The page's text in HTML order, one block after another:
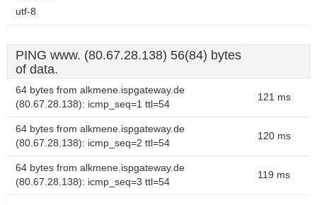
utf-8
PING www. (80.67.28.138) 56(84) bytes
of data.
64 bytes from alkmene.ispgateway.de
(80.67.28.138): icmp_seq=1 ttl=54
121 ms
64 bytes from alkmene.ispgateway.de
(80.67.28.138): icmp_seq=2 ttl=54
120 ms
64 bytes from alkmene.ispgateway.de
(80.67.28.138): icmp_seq=3 ttl=54
119 ms